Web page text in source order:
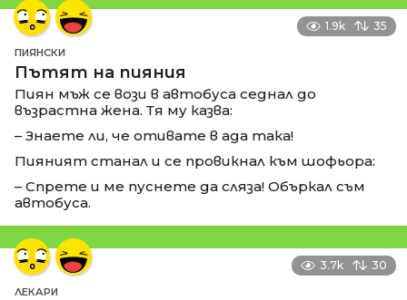
1.9k 35
ПИЯНСКИ
Пътят на пияния
Пиян мъж се вози в автобуса седнал до
възрастна жена. Тя му казва:
– Знаете ли, че отивате в ада така!
Пияният станал и се провикнал към шофьора:
– Спрете и ме пуснете да сляза! Объркал съм
автобуса.
3.7k 30
ЛЕКАРИ